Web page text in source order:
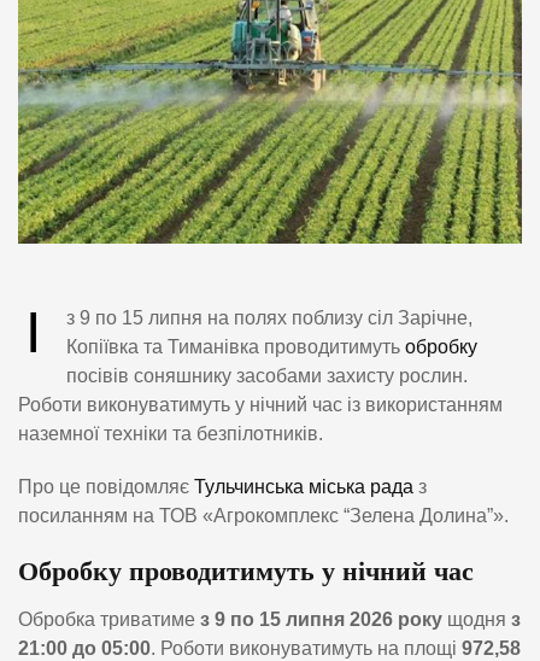
І
з 9 по 15 липня на полях поблизу сіл Зарічне,
Копіївка та Тиманівка проводитимуть обробку
посівів соняшнику засобами захисту рослин.
Роботи виконуватимуть у нічний час із використанням
наземної техніки та безпілотників.
Про це повідомляє Тульчинська міська рада з
посиланням на ТОВ «Агрокомплекс “Зелена Долина”».
Обробку проводитимуть у нічний час
Обробка триватиме з 9 по 15 липня 2026 року щодня з
21:00 до 05:00. Роботи виконуватимуть на площі 972,58